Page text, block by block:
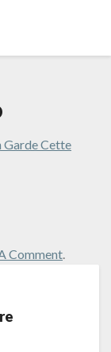
Garde Cette
Comment